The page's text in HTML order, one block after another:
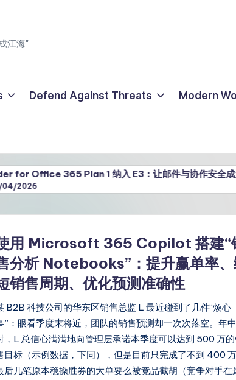
江海"
Defend Against Threats Modern
Plan 1 纳入 E3：让邮件与协作安全成为 Microsoft
用 Microsoft 365 Copilot 搭建“
分析 Notebooks”：提升赢单率
销售周期、优化预测准确性
B2B 科技公司的华东区销售总监 L 最近碰到了几件“烦心
”：眼看季度末将近，团队的销售预测却一次次落空。年中
，L 总信心满满地向管理层承诺本季度可以达到 500 万
目标（示例数据，下同），但是目前只完成了不到 400 万
后几笔原本稳操胜券的大单要么被竞品截胡（竞争对手在